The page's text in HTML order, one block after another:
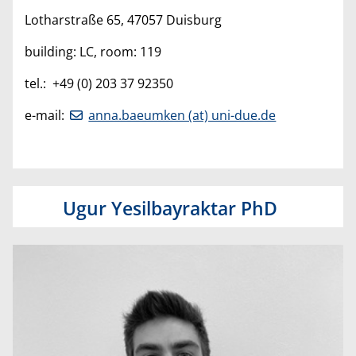
Lotharstraße 65, 47057 Duisburg
building: LC, room: 119
tel.: +49 (0) 203 37 92350
e-mail:
anna.baeumken (at) uni-due.de
Ugur Yesilbayraktar PhD